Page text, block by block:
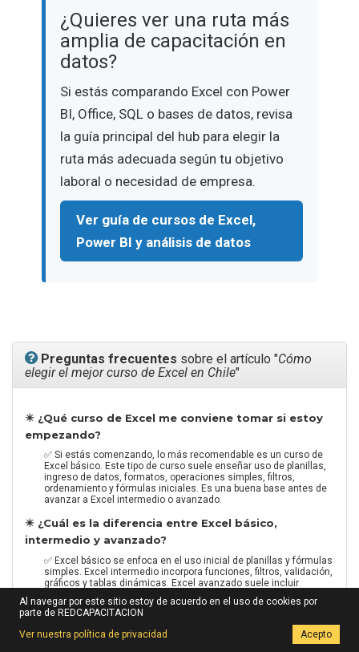
¿Quieres ver una ruta más
amplia de capacitación en
datos?
Si estás comparando Excel con Power
BI, Office, SQL o bases de datos, revisa
la guía principal del hub para elegir la
ruta más adecuada según tu objetivo
laboral o necesidad de empresa.
Ver guía de cursos de Excel,
Power BI y análisis de datos
Preguntas frecuentes sobre el artículo "Cómo
elegir el mejor curso de Excel en Chile"
✴️ ¿Qué curso de Excel me conviene tomar si estoy
empezando?
✅ Si estás comenzando, lo más recomendable es un curso de
Excel básico. Este tipo de curso suele enseñar uso de planillas,
ingreso de datos, formatos, operaciones simples, filtros,
ordenamiento y fórmulas iniciales. Es una buena base antes de
avanzar a Excel intermedio o avanzado.
✴️ ¿Cuál es la diferencia entre Excel básico,
intermedio y avanzado?
✅ Excel básico se enfoca en el uso inicial de planillas y fórmulas
simples. Excel intermedio incorpora funciones, filtros, validación,
gráficos y tablas dinámicas. Excel avanzado suele incluir
análisis de datos, macros, automatización, dashboards, Power
Query o herramientas para trabajar con información más
compleja.
✴️ ¿Conviene tomar un curso de Excel online o
Al navegar por este sitio estoy de acuerdo en el uso de cookies por
parte de REDCAPACITACION
Ver nuestra política de privacidad
Acepto